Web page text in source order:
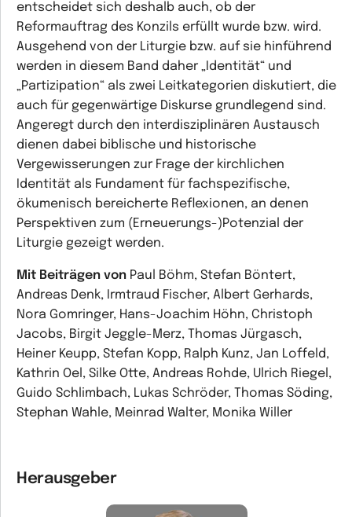
entscheidet sich deshalb auch, ob der
Reformauftrag des Konzils erfüllt wurde bzw. wird.
Ausgehend von der Liturgie bzw. auf sie hinführend
werden in diesem Band daher „Identität“ und
„Partizipation“ als zwei Leitkategorien diskutiert, die
auch für gegenwärtige Diskurse grundlegend sind.
Angeregt durch den interdisziplinären Austausch
dienen dabei biblische und historische
Vergewisserungen zur Frage der kirchlichen
Identität als Fundament für fachspezifische,
ökumenisch bereicherte Reflexionen, an denen
Perspektiven zum (Erneuerungs-)Potenzial der
Liturgie gezeigt werden.
Mit Beiträgen von Paul Böhm, Stefan Böntert,
Andreas Denk, Irmtraud Fischer, Albert Gerhards,
Nora Gomringer, Hans-Joachim Höhn, Christoph
Jacobs, Birgit Jeggle-Merz, Thomas Jürgasch,
Heiner Keupp, Stefan Kopp, Ralph Kunz, Jan Loffeld,
Kathrin Oel, Silke Otte, Andreas Rohde, Ulrich Riegel,
Guido Schlimbach, Lukas Schröder, Thomas Söding,
Stephan Wahle, Meinrad Walter, Monika Willer
Herausgeber